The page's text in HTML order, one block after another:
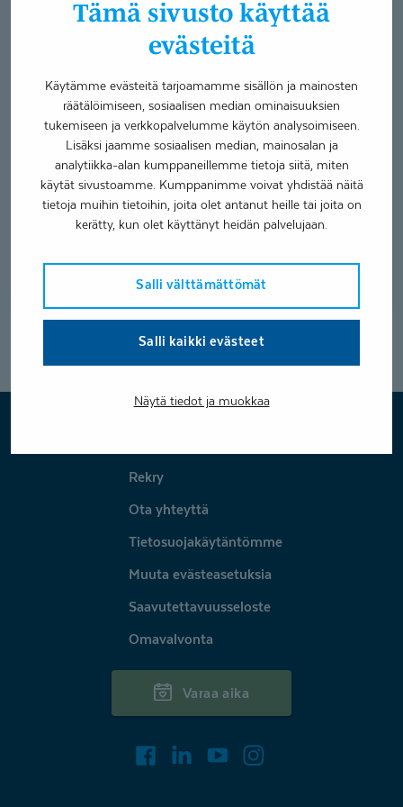
Tämä sivusto käyttää
evästeitä
Käytämme evästeitä tarjoamamme sisällön ja mainosten
räätälöimiseen, sosiaalisen median ominaisuuksien
tukemiseen ja verkkopalvelumme käytön analysoimiseen.
Lisäksi jaamme sosiaalisen median, mainosalan ja
analytiikka-alan kumppaneillemme tietoja siitä, miten
käytät sivustoamme. Kumppanimme voivat yhdistää näitä
tietoja muihin tietoihin, joita olet antanut heille tai joita on
kerätty, kun olet käyttänyt heidän palvelujaan.
Salli välttämättömät
Salli kaikki evästeet
Näytä tiedot ja muokkaa
nuoruuden
on nuoruuden lähde
Unihäiriöt 17.12.2018
helppo hoito. CPAP-laite on tällainen hoito
Rekry
Ota yhteyttä
Tietosuojakäytäntömme
Muuta evästeasetuksia
Saavutettavuusseloste
Omavalvonta
Varaa aika
FacebookLinkedInYoutube